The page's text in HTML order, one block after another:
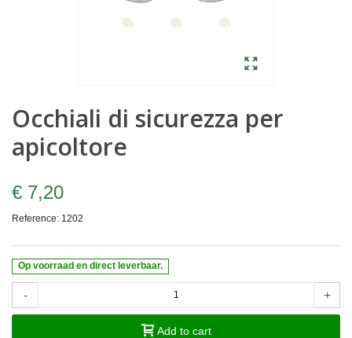
Occhiali di sicurezza per
apicoltore
€ 7,20
Reference: 1202
Op voorraad en direct leverbaar.
- +
Add to cart